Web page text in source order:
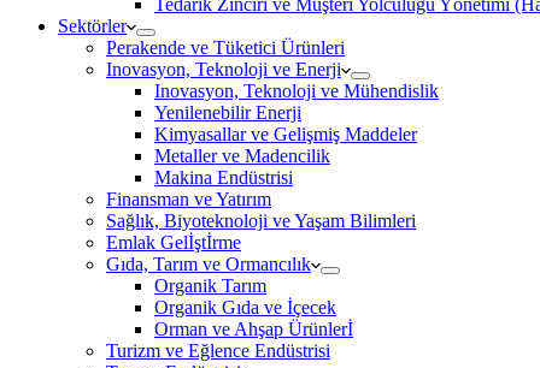
Tedarik Zinciri ve Müşteri Yolculuğu Yönetimi
Sektörler
Perakende ve Tüketici Ürünleri
Inovasyon, Teknoloji ve Enerji
Inovasyon, Teknoloji ve Mühendislik
Yenilenebilir Enerji
Kimyasallar ve Gelişmiş Maddeler
Metaller ve Madencilik
Makina Endüstrisi
Finansman ve Yatırım
Sağlık, Biyoteknoloji ve Yaşam Bilimleri
Emlak Gelİştİrme
Gıda, Tarım ve Ormancılık
Organik Tarım
Organik Gıda ve İçecek
Orman ve Ahşap Ürünlerİ
Turizm ve Eğlence Endüstrisi